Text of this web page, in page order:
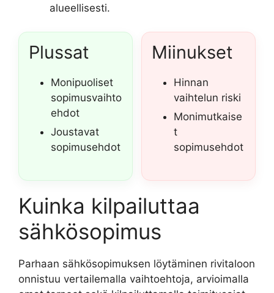
alueellisesti.
Plussat
Monipuoliset
sopimusvaihto
ehdot
Joustavat
sopimusehdot
Miinukset
Hinnan
vaihtelun riski
Monimutkaise
t
sopimusehdot
Kuinka kilpailuttaa
sähkösopimus
Parhaan sähkösopimuksen löytäminen rivitaloon
onnistuu vertailemalla vaihtoehtoja, arvioimalla